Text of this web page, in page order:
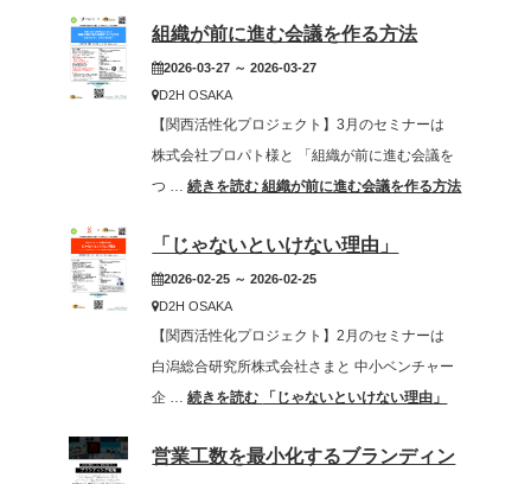
組織が前に進む会議を作る方法
2026-03-27 ～ 2026-03-27
D2H OSAKA
【関西活性化プロジェクト】3月のセミナーは
株式会社プロパト様と 「組織が前に進む会議を
つ …続きを読む組織が前に進む会議を作る方法
「じゃないといけない理由」
2026-02-25 ～ 2026-02-25
D2H OSAKA
【関西活性化プロジェクト】2月のセミナーは
白潟総合研究所株式会社さまと 中小ベンチャー
企 …続きを読む 「じゃないといけない理由」
営業工数を最小化するブランディン